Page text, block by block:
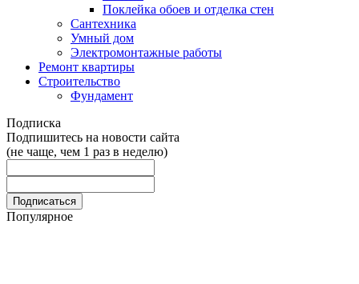
Поклейка обоев и отделка стен
Сантехника
Умный дом
Электромонтажные работы
Ремонт квартиры
Строительство
Фундамент
Подписка
Подпишитесь на новости сайта
(не чаще, чем 1 раз в неделю)
Популярное